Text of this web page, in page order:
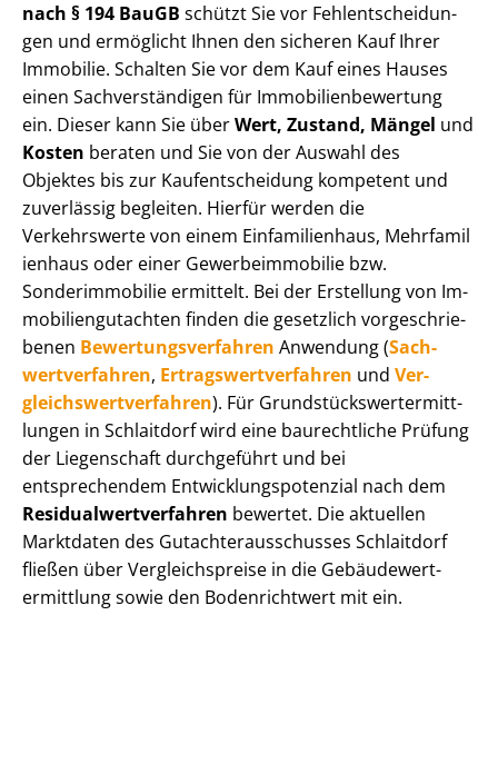
nach § 194 BauGB schützt Sie vor Fehl­ent­schei­dun­
gen und ermöglicht Ihnen den sicheren Kauf Ihrer
Immobilie. Schalten Sie vor dem Kauf eines Hauses
einen Sach­ver­stän­di­gen für Im­mo­bi­li­en­be­wer­tung
ein. Dieser kann Sie überWert, Zustand, Mängel und
Kosten beraten und Sie von der Auswahl des
Objektes bis zur Kauf­ent­schei­dung kompetent und
zuverlässig begleiten. Hierfür werden die
Verkehrswerte von einem Einfamilienhaus, Mehr­fa­mi­l
i­en­haus oder einer Ge­wer­be­im­mo­bi­lie bzw.
Sonderimmobilie ermittelt. Bei der Erstellung von Im­
mo­bi­li­en­gut­ach­ten finden die gesetzlich vor­ge­schrie­
be­nen Be­wer­tungs­ver­fah­ren Anwendung (Sach­
wert­ver­fah­ren, Er­trags­wert­ver­fah­ren und Ver­
gleichs­wert­ver­fah­ren). Für Grund­stücks­wert­ermitt­
lun­gen in Schlaitdorf wird eine baurechtliche Prüfung
der Liegenschaft durchgeführt und bei
entsprechendem Ent­wick­lungs­po­ten­zi­al nach dem
Re­si­du­al­wert­ver­fah­ren bewertet. Die aktuellen
Marktdaten des Gut­ach­ter­aus­schus­ses Schlaitdorf
fließen über Ver­gleichs­prei­se in die Ge­bäu­de­wert­
ermitt­lung sowie den Bodenrichtwert mit ein.